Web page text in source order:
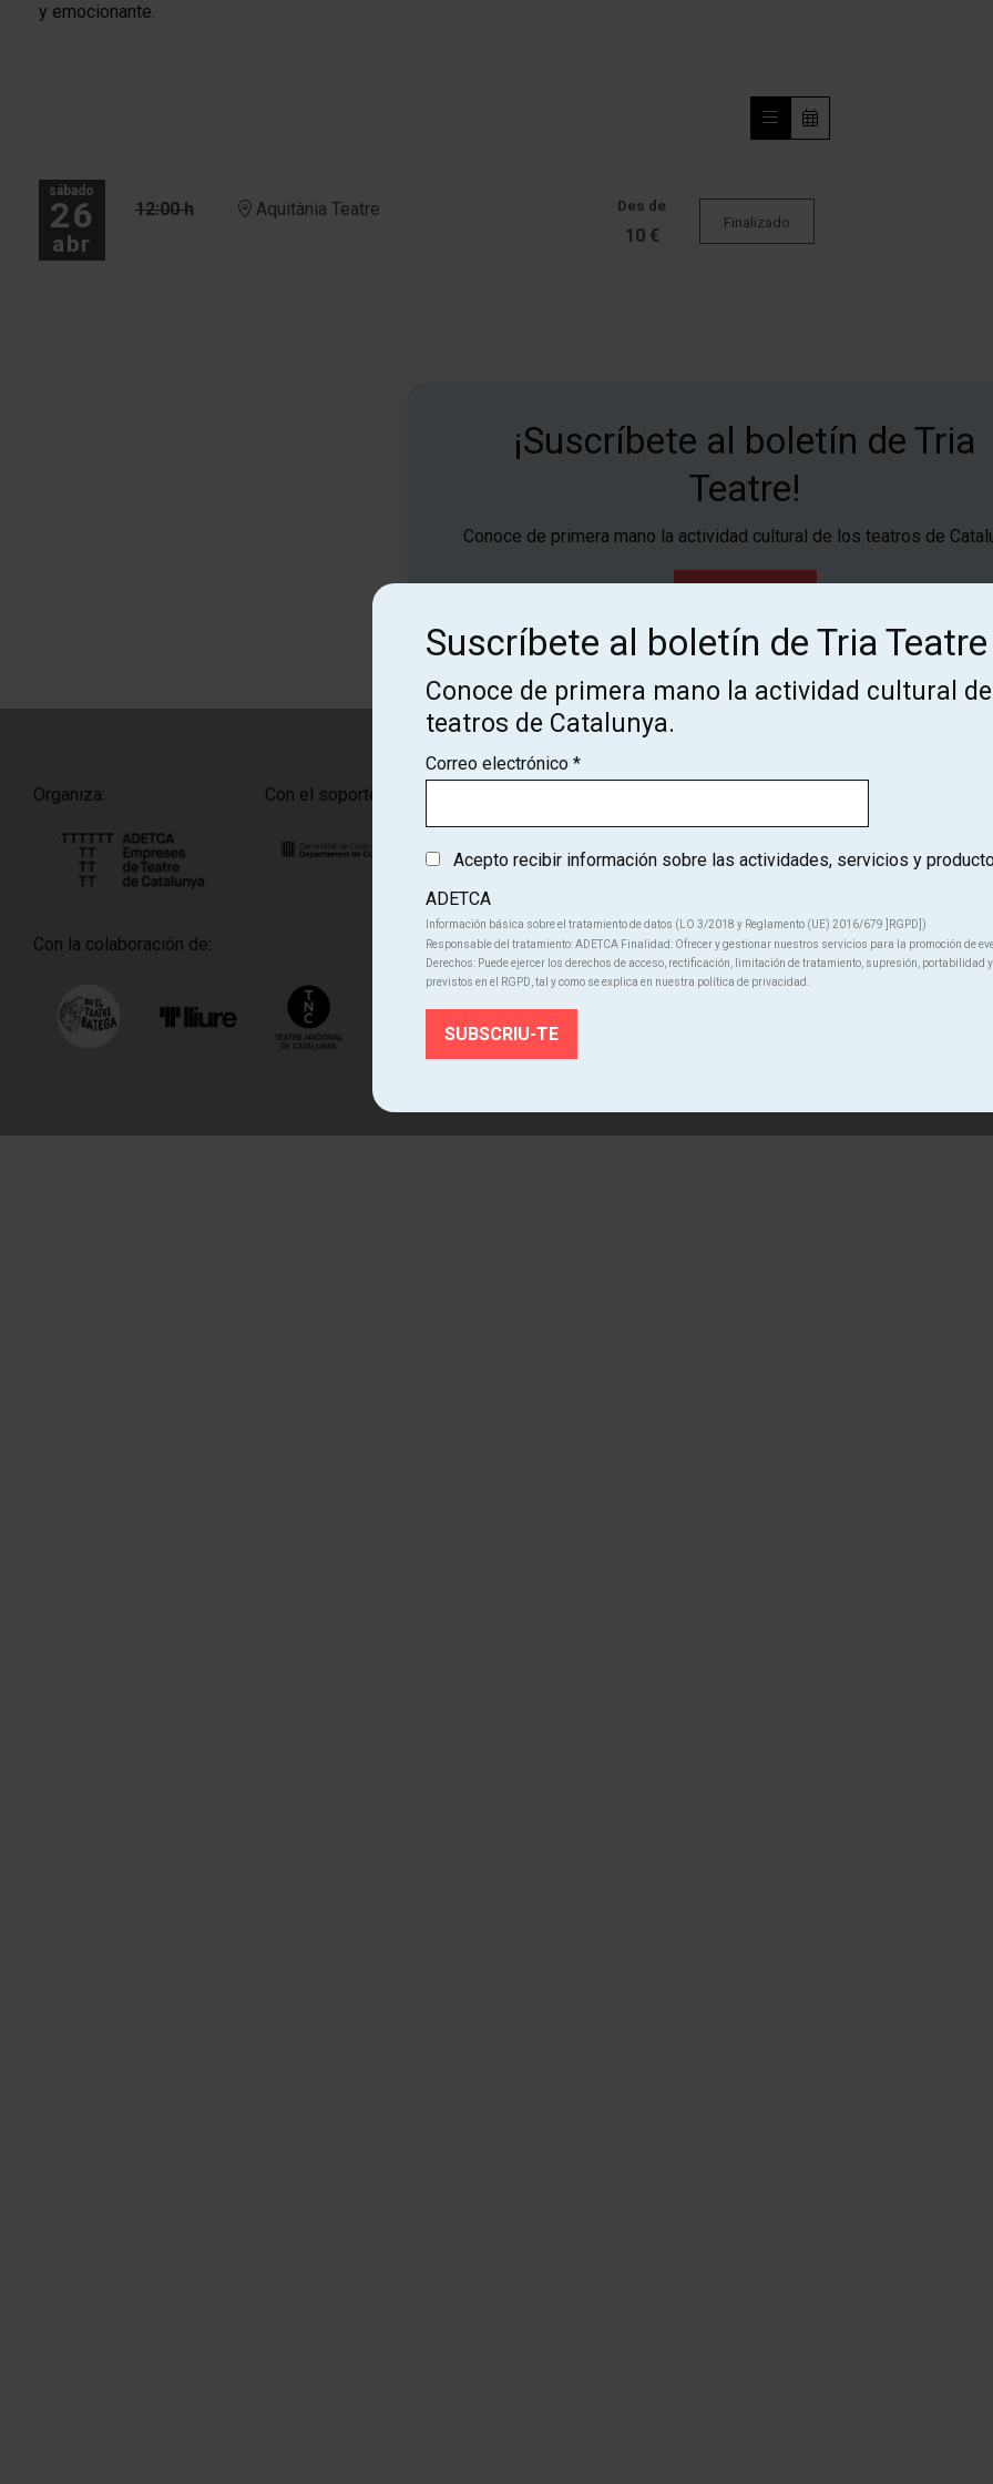
y emocionante.
sábado
26
abr
12:00 h Aquitània Teatre Des de
10 €
Finalizado
¡Suscríbete al boletín de Tria
Teatre!
Conoce de primera mano la actividad cultural de los teatros de
Organiza: Con el soporte de:
Con la colaboración de:
Suscríbete al boletín de Tria Teatre
Conoce de primera mano la actividad cultural
teatros de Catalunya.
Correo electrónico *
Acepto recibir información sobre las actividades, servicios y
ADETCA
Información básica sobre el tratamiento de datos (LO 3/2018 y Reglamento (UE) 2016/679 ]RGPD])
Responsable del tratamiento: ADETCA Finalidad: Ofrecer y gestionar nuestros servicios para la promoción de
Derechos: Puede ejercer los derechos de acceso, rectificación, limitación de tratamiento, supresión, portabilidad y
previstos en el RGPD, tal y como se explica en nuestra política de privacidad.